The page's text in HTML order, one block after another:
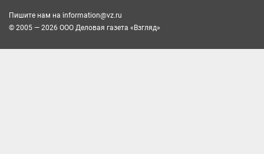
Пишите нам на information@vz.ru
© 2005 — 2026 ООО Деловая газета «Взгляд»